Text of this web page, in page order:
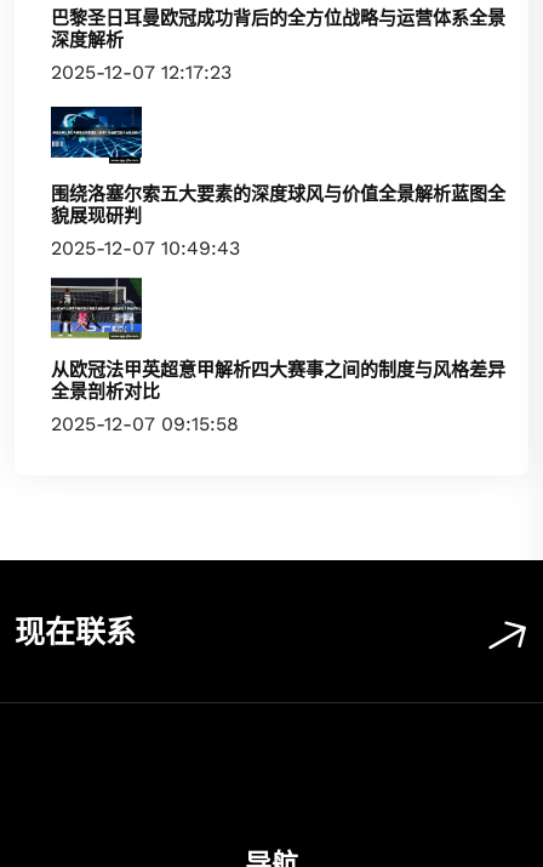
巴黎圣日耳曼欧冠成功背后的全方位战略与运营体系全景
深度解析
2025-12-07 12:17:23
围绕洛塞尔索五大要素的深度球风与价值全景解析蓝图全
貌展现研判
2025-12-07 10:49:43
从欧冠法甲英超意甲解析四大赛事之间的制度与风格差异
全景剖析对比
2025-12-07 09:15:58
现在联系